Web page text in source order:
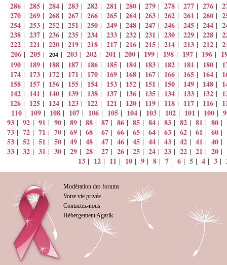
286 | 285 | 284 | 283 | 282 | 281 | 280 | 279 | 278 | 277 | 276 |
270 | 269 | 268 | 267 | 266 | 265 | 264 | 263 | 262 | 261 | 260 |
254 | 253 | 252 | 251 | 250 | 249 | 248 | 247 | 246 | 245 | 244 |
238 | 237 | 236 | 235 | 234 | 233 | 232 | 231 | 230 | 229 | 228 |
222 | 221 | 220 | 219 | 218 | 217 | 216 | 215 | 214 | 213 | 212 |
206 |205 |204 |203 |202 |201 |200 | 199 | 198 | 197 | 196 |
190 | 189 | 188 | 187 | 186 | 185 | 184 | 183 | 182 | 181 | 180 |
174 | 173 | 172 | 171 | 170 | 169 | 168 | 167 | 166 | 165 | 164 |
158 | 157 | 156 | 155 | 154 | 153 | 152 | 151 | 150 | 149 | 148 |
142 | 141 | 140 | 139 | 138 | 137 | 136 | 135 | 134 | 133 | 132 |
126 | 125 | 124 | 123 | 122 | 121 | 120 | 119 | 118 | 117 | 116 |
110 | 109 | 108 | 107 | 106 | 105 | 104 | 103 | 102 | 101 | 100 |
93 | 92 | 91 | 90 | 89 | 88 | 87 | 86 | 85 | 84 | 83 | 82 | 81 | 80 |
73 | 72 | 71 | 70 | 69 | 68 | 67 | 66 | 65 | 64 | 63 | 62 | 61 | 60 |
53 | 52 | 51 | 50 | 49 | 48 | 47 | 46 | 45 | 44 | 43 | 42 | 41 | 40 |
33 | 32 | 31 | 30 | 29 | 28 | 27 | 26 | 25 | 24 | 23 | 22 | 21 | 20 |
13 | 12 | 11 | 10 | 9 | 8 | 7 | 6 | 5 | 4 | 3 |
Modération des forums
Votre vie privée
Contactez-nous
Hébergement Agarik